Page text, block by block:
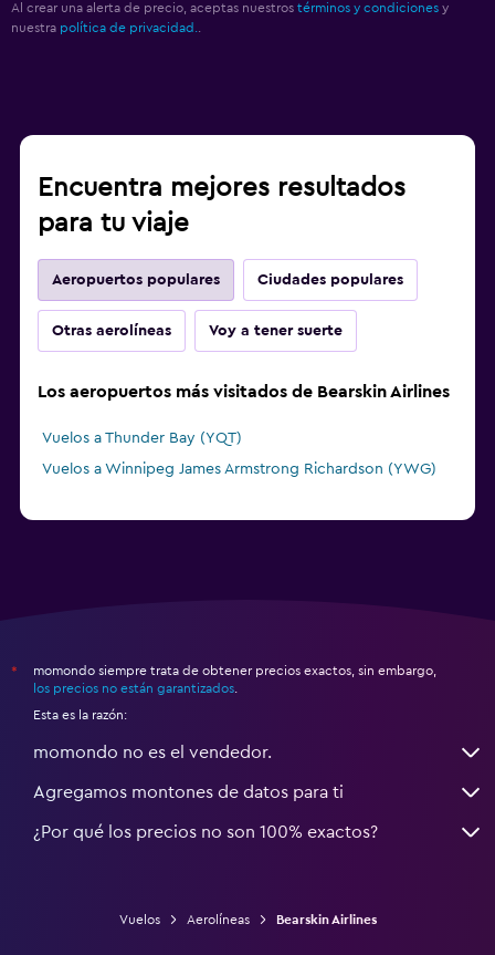
Al crear una alerta de precio, aceptas nuestros términos y condiciones y
nuestra política de privacidad.
Encuentra mejores resultados
para tu viaje
Aeropuertos populares Ciudades populares
Otras aerolíneas Voy a tener suerte
Los aeropuertos más visitados de Bearskin Airlines
Vuelos a Thunder Bay (YQT)
Vuelos a Winnipeg James Armstrong Richardson (YWG)
*
momondo siempre trata de obtener precios exactos, sin embargo,
los precios no están garantizados
Esta es la razón:
momondo no es el vendedor.
Agregamos montones de datos para ti
¿Por qué los precios no son 100% exactos?
Vuelos Aerolíneas Bearskin Airlines